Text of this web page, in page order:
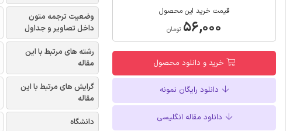
قیمت خرید این محصول
۵۶,۰۰۰ تومان
خرید و دانلود محصول
دانلود رایگان نمونه
دانلود مقاله انگلیسی
وضعیت ترجمه متون
داخل تصاویر و جداول
رشته های مرتبط با این
مقاله
گرایش های مرتبط با این
مقاله
دانشگاه